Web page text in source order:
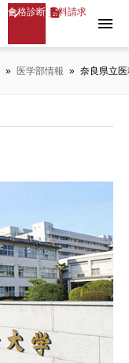
合格診断 資料請求
menu
» 医学部情報 » 奈良県立